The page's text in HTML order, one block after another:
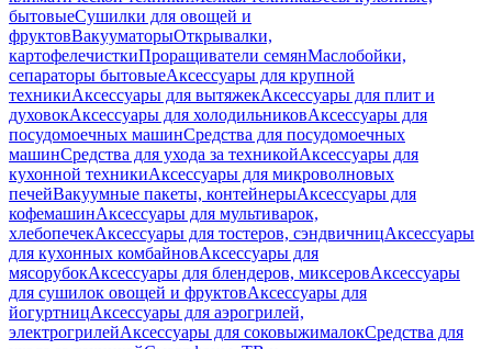
бытовыеСушилки для овощей и
фруктовВакууматорыОткрывалки,
картофелечисткиПроращиватели семянМаслобойки,
сепараторы бытовыеАксессуары для крупной
техникиАксессуары для вытяжекАксессуары для плит и
духовокАксессуары для холодильниковАксессуары для
посудомоечных машинСредства для посудомоечных
машинСредства для ухода за техникойАксессуары для
кухонной техникиАксессуары для микроволновых
печейВакуумные пакеты, контейнерыАксессуары для
кофемашинАксессуары для мультиварок,
хлебопечекАксессуары для тостеров, сэндвичницАксессуары
для кухонных комбайновАксессуары для
мясорубокАксессуары для блендеров, миксеровАксессуары
для сушилок овощей и фруктовАксессуары для
йогуртницАксессуары для аэрогрилей,
электрогрилейАксессуары для соковыжималокСредства для